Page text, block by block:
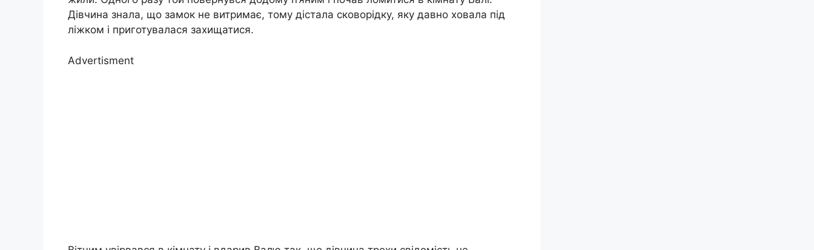
Дівчина знала, що замок не витримає, тому дістала сковорідку, яку давно ховала під
ліжком і приготувалася захищатися.
Advertisment